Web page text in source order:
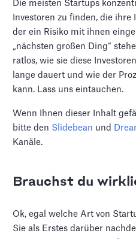
Die meisten Startups
Investoren zu finden, die ihre
der ein Risiko mit ihnen
„nächsten großen Ding“
ratlos, wie sie diese
lange dauert und wie der
kann. Lass uns eintauchen.
Wenn Ihnen dieser Inhalt
bitte den Slidebean und
Kanäle.
Brauchst du
Ok, egal welche Art von
Sie als Erstes darüber